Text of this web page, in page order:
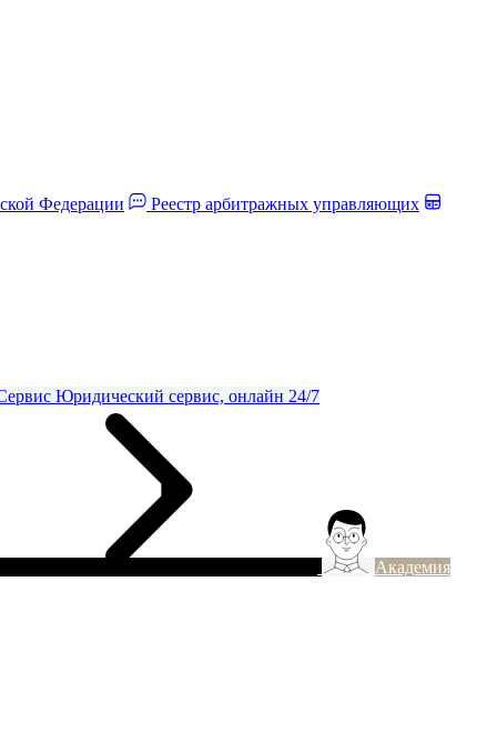
Федерации Реестр арбитражных управляющих
Юридический сервис, онлайн 24/7
Академия